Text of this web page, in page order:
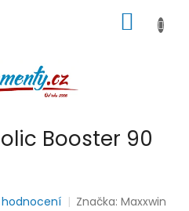
KOŠÍK
Booster 90
Značka:Maxxwin